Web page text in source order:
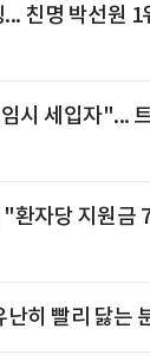
친명 박선원 1
시 세입자"...
환자당 지원금
히 빨리 닳는